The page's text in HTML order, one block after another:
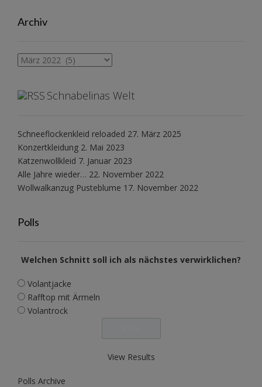
Archiv
Archiv
Schnabelinas Welt
Schneeflockenkleid reloaded 27. März 2025
Konzertkleidung 2. Mai 2023
Katzenwollkleid 7. Januar 2023
Alle Jahre wieder… 22. November 2022
Wollwalkanzug Pusteblume 17. November 2022
Polls
Welchen Schnitt soll ich als nächstes verwirklichen?
Volantjacke
Rafftop mit Ärmeln
Volantrock
View Results
Polls Archive